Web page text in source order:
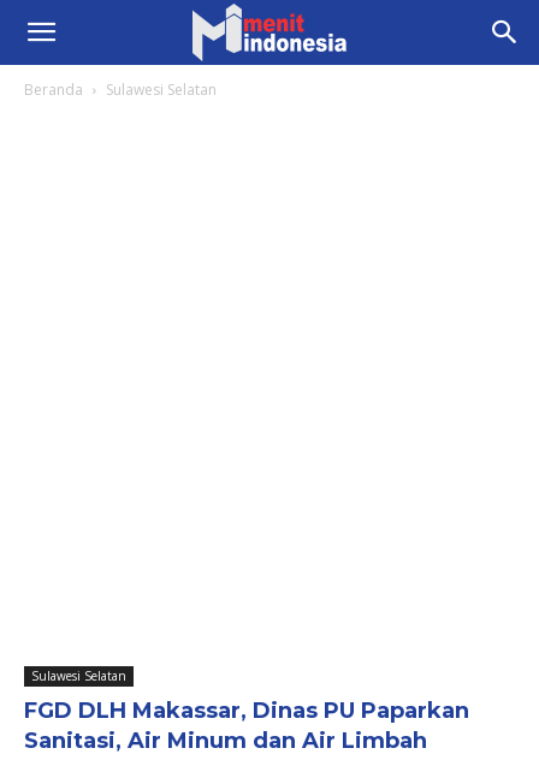
Beranda Sulawesi Selatan
Sulawesi Selatan
FGD DLH Makassar, Dinas PU Paparkan
Sanitasi, Air Minum dan Air Limbah